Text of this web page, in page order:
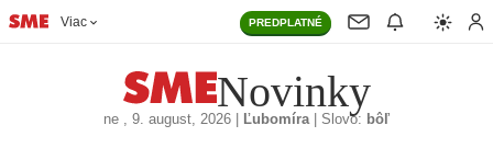
Viac PREDPLATNÉ
Novinky
ne , 9. august, 2026 Ľubomíra| Slovo: bôľ